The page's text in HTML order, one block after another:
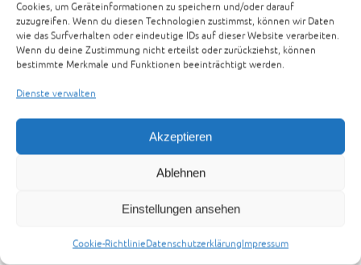
Cookies, um Geräteinformationen zu speichern und/oder darauf
zuzugreifen. Wenn du diesen Technologien zustimmst, können wir Daten
wie das Surfverhalten oder eindeutige IDs auf dieser Website verarbeiten.
Wenn du deine Zustimmung nicht erteilst oder zurückziehst, können
bestimmte Merkmale und Funktionen beeinträchtigt werden.
Dienste verwalten
Akzeptieren
Ablehnen
Einstellungen ansehen
Cookie-RichtlinieDatenschutzerklärungImpressum
Kawasaki KL 250 A Klassik-Enduro
Ur-Version
Zur Anfrage hinzufügen
Artikelnummer:
Beschreibung Rezensionen (0)
Beschreibung